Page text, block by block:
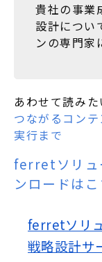
貴社の事業
設計につ
ンの専門家
あわせて読みた
つながるコン
実行まで
ferretソリュ
ンロードはこ
ferretソリ
戦略設計サ